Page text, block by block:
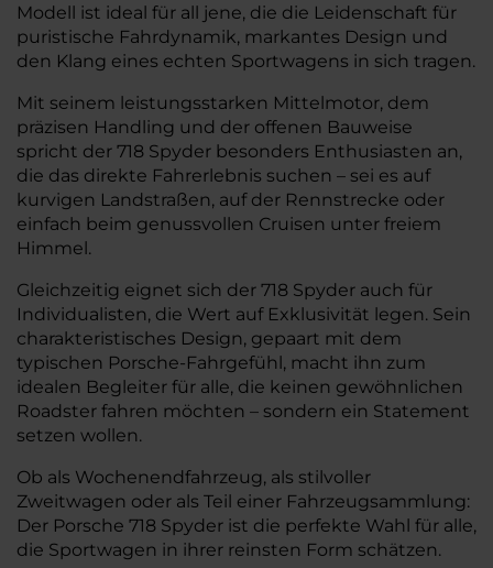
Modell ist ideal für all jene, die die Leidenschaft für
puristische Fahrdynamik, markantes Design und
den Klang eines echten Sportwagens in sich tragen.
Mit seinem leistungsstarken Mittelmotor, dem
präzisen Handling und der offenen Bauweise
spricht der 718 Spyder besonders Enthusiasten an,
die das direkte Fahrerlebnis suchen – sei es auf
kurvigen Landstraßen, auf der Rennstrecke oder
einfach beim genussvollen Cruisen unter freiem
Himmel.
Gleichzeitig eignet sich der 718 Spyder auch für
Individualisten, die Wert auf Exklusivität legen. Sein
charakteristisches Design, gepaart mit dem
typischen Porsche-Fahrgefühl, macht ihn zum
idealen Begleiter für alle, die keinen gewöhnlichen
Roadster fahren möchten – sondern ein Statement
setzen wollen.
Ob als Wochenendfahrzeug, als stilvoller
Zweitwagen oder als Teil einer Fahrzeugsammlung:
Der Porsche 718 Spyder ist die perfekte Wahl für alle,
die Sportwagen in ihrer reinsten Form schätzen.